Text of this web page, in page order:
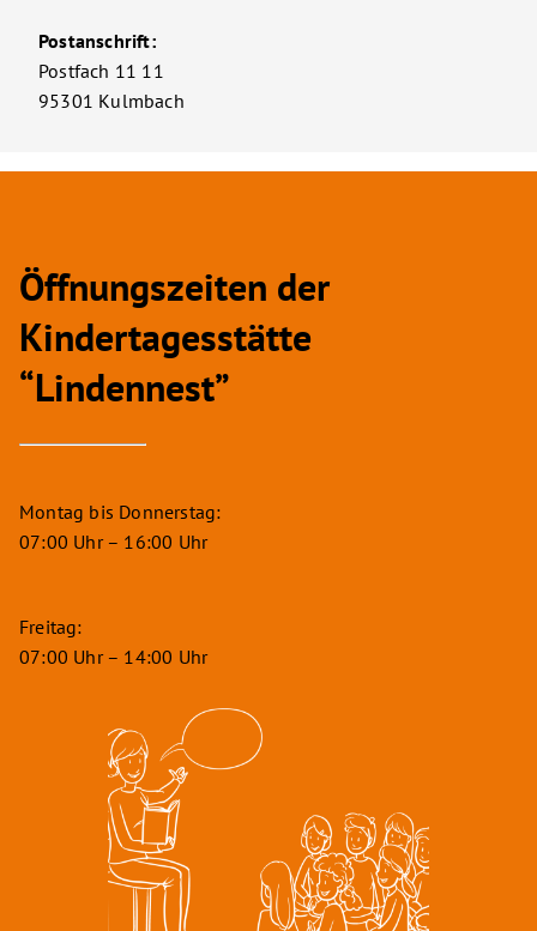
Postanschrift:
Postfach 11 11
95301 Kulmbach
Öffnungszeiten der
Kindertagesstätte
“Lindennest”
Montag bis Donnerstag:
07:00 Uhr – 16:00 Uhr
Freitag:
07:00 Uhr – 14:00 Uhr